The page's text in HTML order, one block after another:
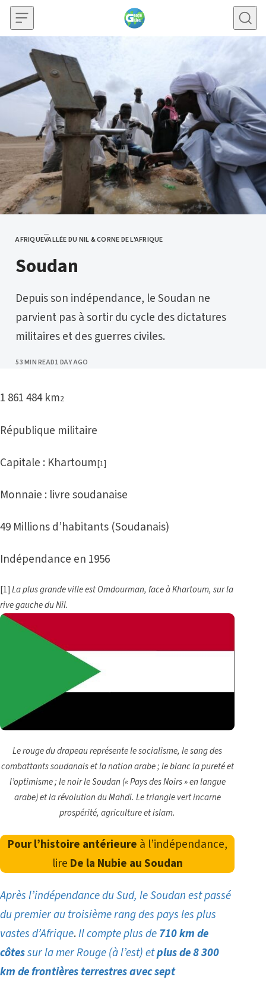
Skip to content
CATEGORY
AFRIQUEVALLÉE DU NIL & CORNE DE L'AFRIQUE
Soudan
Depuis son indépendance, le Soudan ne
parvient pas à sortir du cycle des dictatures
militaires et des guerres civiles.
53 MIN READPUBLISHED
1 DAY AGO
1 861 484 km2
République militaire
Capitale : Khartoum[1]
Monnaie : livre soudanaise
49 Millions d’habitants (Soudanais)
Indépendance en 1956
[1]La plus grande ville est Omdourman, face à Khartoum, sur la
rive gauche du Nil.
Le rouge du drapeau représente le socialisme, le sang des
combattants soudanais et la nation arabe ; le blanc la pureté et
l’optimisme ; le noir le Soudan (« Pays des Noirs » en langue
arabe) et la révolution du Mahdi. Le triangle vert incarne
prospérité, agriculture et islam.
Pour l’histoire antérieure à l’indépendance,
lire De la Nubie au Soudan
Après l’indépendance du Sud, le Soudan est passé
du premier au troisième rang des pays les plus
vastes d’Afrique.Il compte plus de 710 km de
côtessur la mer Rouge (à l’est) etplus de 8 300
km de frontières terrestresavec sept